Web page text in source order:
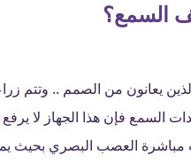
السمع؟
يعانون من الصمم .. وتتم
السمع فإن هذا الجهاز لا
مباشرة العصب البصري بحيث